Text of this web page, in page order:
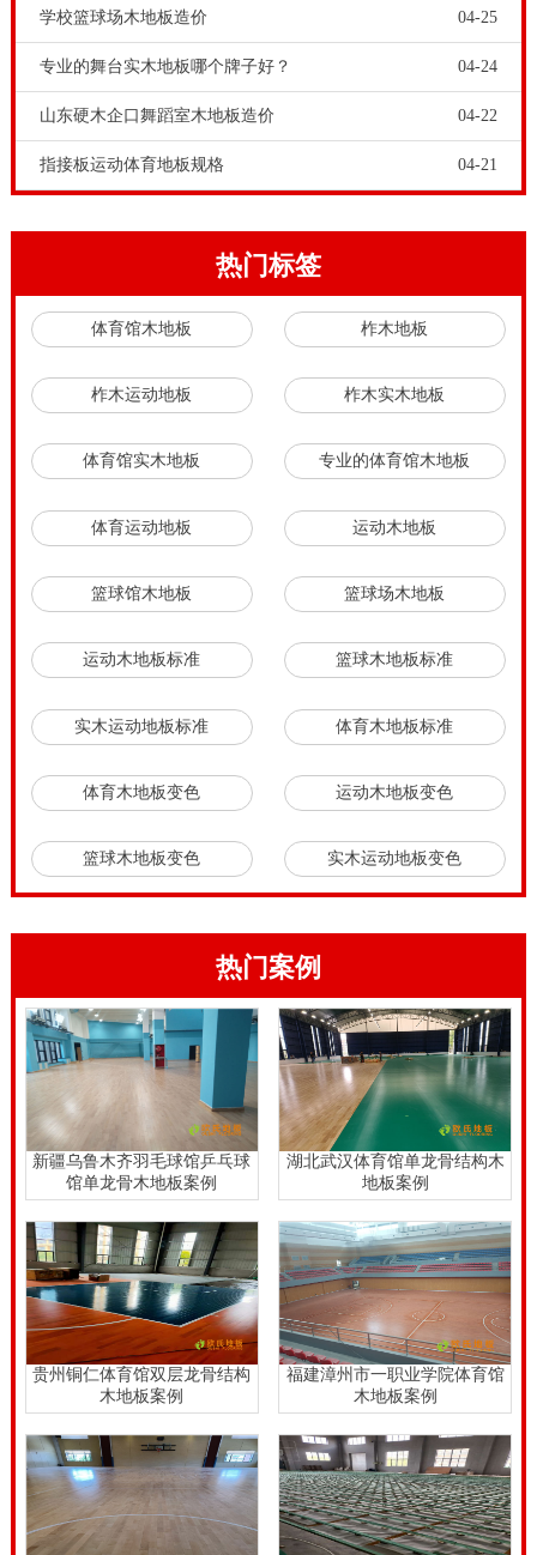
学校篮球场木地板造价 04-25
专业的舞台实木地板哪个牌子好？ 04-24
山东硬木企口舞蹈室木地板造价 04-22
指接板运动体育地板规格 04-21
热门标签
体育馆木地板 柞木地板
柞木运动地板 柞木实木地板
体育馆实木地板 专业的体育馆木地板
体育运动地板 运动木地板
篮球馆木地板 篮球场木地板
运动木地板标准 篮球木地板标准
实木运动地板标准 体育木地板标准
体育木地板变色 运动木地板变色
篮球木地板变色 实木运动地板变色
热门案例
新疆乌鲁木齐羽毛球馆乒乓球
馆单龙骨木地板案例
湖北武汉体育馆单龙骨结构木
地板案例
贵州铜仁体育馆双层龙骨结构
木地板案例
福建漳州市一职业学院体育馆
木地板案例